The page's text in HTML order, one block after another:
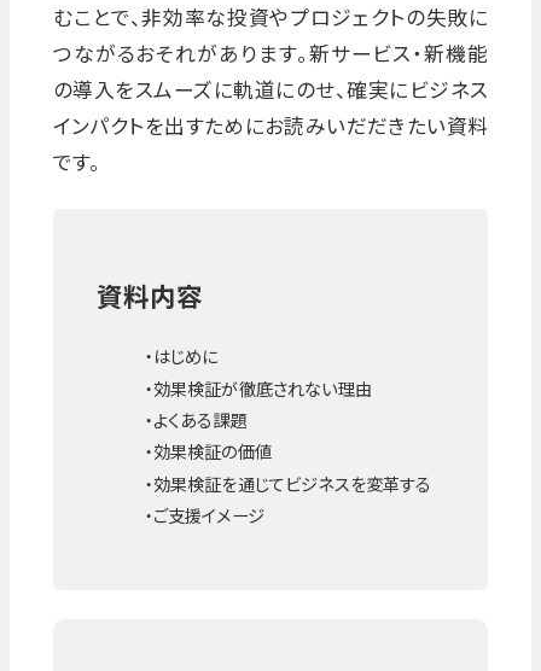
むことで、非効率な投資やプロジェクトの失敗に
つながるおそれがあります。新サービス・新機能
の導入をスムーズに軌道にのせ、確実にビジネス
インパクトを出すためにお読みいだだきたい資料
です。
資料内容
・はじめに
・効果検証が徹底されない理由
・よくある課題
・効果検証の価値
・効果検証を通じてビジネスを変革する
・ご支援イメージ